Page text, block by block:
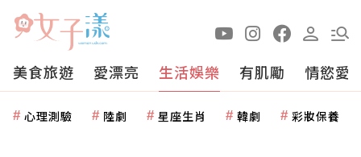
美食旅遊 愛漂亮 生活娛樂 有肌勵 情慾愛
心理測驗 陸劇 星座生肖 韓劇 彩妝保養